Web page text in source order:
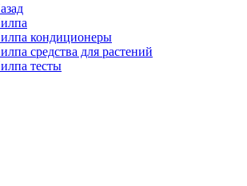
кондиционеры
средства для растений
тесты